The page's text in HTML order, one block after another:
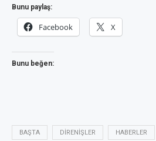
Bunu paylaş:
Facebook X
Bunu beğen:
BAŞTA DIRENIŞLER HABERLER